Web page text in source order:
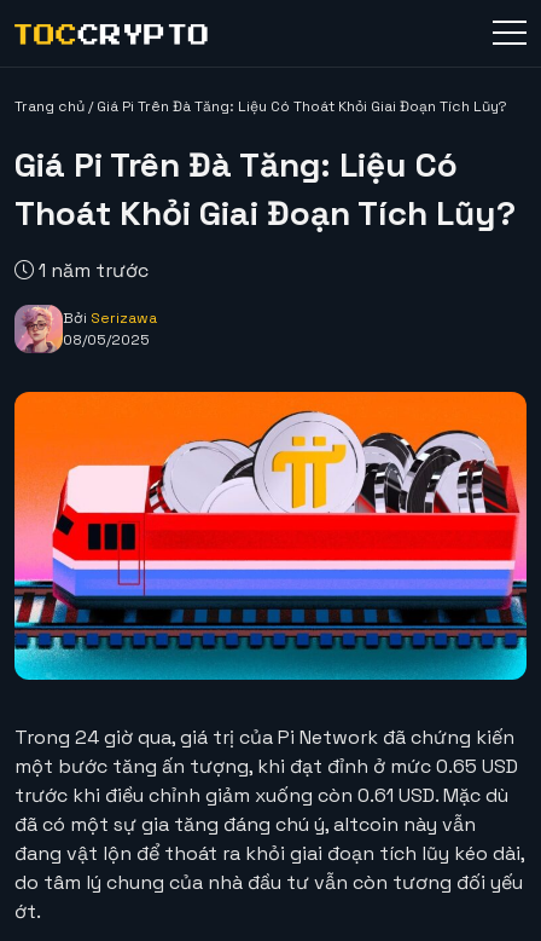
Trang chủ/Giá Pi Trên Đà Tăng: Liệu Có Thoát Khỏi Giai Đoạn Tích Lũy?
Giá Pi Trên Đà Tăng: Liệu Có
Thoát Khỏi Giai Đoạn Tích Lũy?
1 năm trước
Bởi Serizawa
08/05/2025
Trong 24 giờ qua, giá trị của Pi Network đã chứng kiến
một bước tăng ấn tượng, khi đạt đỉnh ở mức 0.65 USD
trước khi điều chỉnh giảm xuống còn 0.61 USD. Mặc dù
đã có một sự gia tăng đáng chú ý, altcoin này vẫn
đang vật lộn để thoát ra khỏi giai đoạn tích lũy kéo dài,
do tâm lý chung của nhà đầu tư vẫn còn tương đối yếu
ớt.